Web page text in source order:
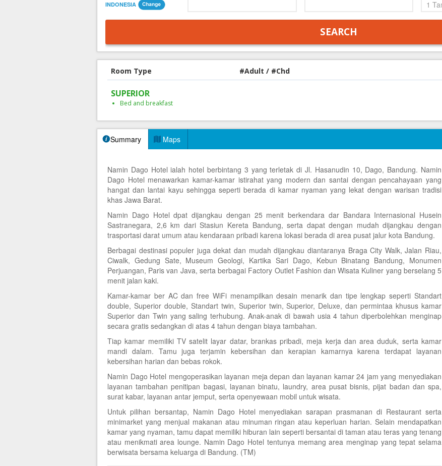
INDONESIA
Room Type #Adult / #Chd
SUPERIOR
Bed and breakfast
Summary Maps
Namin Dago Hotel ialah hotel berbintang 3 yang terletak di Jl. Hasanudin 10, Dago, Bandung. Namin
Dago Hotel menawarkan kamar-kamar istirahat yang modern dan santai dengan pencahayaan yang
hangat dan lantai kayu sehingga seperti berada di kamar nyaman yang lekat dengan warisan tradisi
khas Jawa Barat.
Namin Dago Hotel dpat dijangkau dengan 25 menit berkendara dar Bandara Internasional Husein
Sastranegara, 2,6 km dari Stasiun Kereta Bandung, serta dapat dengan mudah dijangkau dengan
trasportasi darat umum atau kendaraan pribadi karena lokasi berada di area pusat jalur kota Bandung.
Berbagai destinasi populer juga dekat dan mudah dijangkau diantaranya Braga City Walk, Jalan Riau,
Ciwalk, Gedung Sate, Museum Geologi, Kartika Sari Dago, Kebun Binatang Bandung, Monumen
Perjuangan, Paris van Java, serta berbagai Factory Outlet Fashion dan Wisata Kuliner yang berselang 5
menit jalan kaki.
Kamar-kamar ber AC dan free WiFi menampilkan desain menarik dan tipe lengkap seperti Standart
double, Superior double, Standart twin, Superior twin, Superior, Deluxe, dan permintaa khusus kamar
Superior dan Twin yang saling terhubung. Anak-anak di bawah usia 4 tahun diperbolehkan menginap
secara gratis sedangkan di atas 4 tahun dengan biaya tambahan.
Tiap kamar memiliki TV satelit layar datar, brankas pribadi, meja kerja dan area duduk, serta kamar
mandi dalam. Tamu juga terjamin kebersihan dan kerapian kamarnya karena terdapat layanan
kebersihan harian dan bebas rokok.
Namin Dago Hotel mengoperasikan layanan meja depan dan layanan kamar 24 jam yang menyediakan
layanan tambahan penitipan bagasi, layanan binatu, laundry, area pusat bisnis, pijat badan dan spa,
surat kabar, layanan antar jemput, serta openyewaan mobil untuk wisata.
Untuk pilihan bersantap, Namin Dago Hotel menyediakan sarapan prasmanan di Restaurant serta
minimarket yang menjual makanan atau minuman ringan atau keperluan harian. Selain mendapatkan
kamar yang nyaman, tamu dapat memiliki hiburan lain seperti bersantai di taman atau teras yang tenang
atau menikmati area lounge. Namin Dago Hotel tentunya memang area menginap yang tepat selama
berwisata bersama keluarga di Bandung. (TM)